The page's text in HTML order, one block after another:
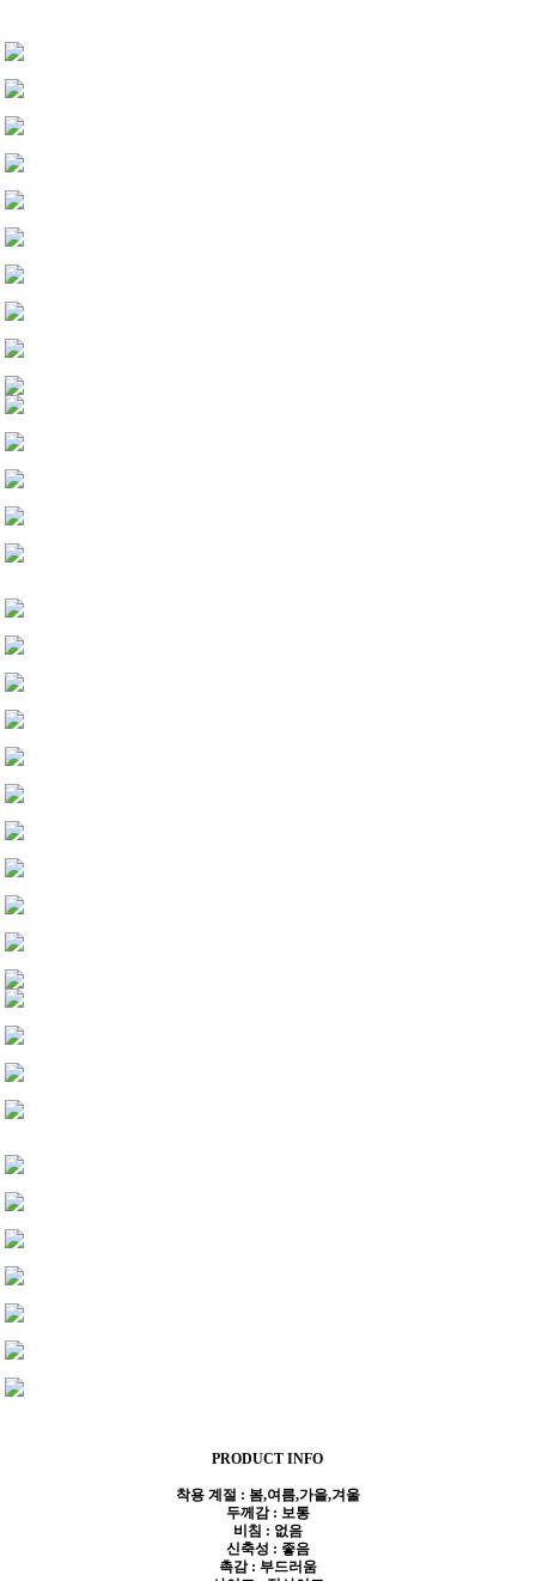
PRODUCT INFO
착용 계절 : 봄,여름,가을,겨울
두께감 : 보통
비침 : 없음
신축성 : 좋음
촉감 : 부드러움